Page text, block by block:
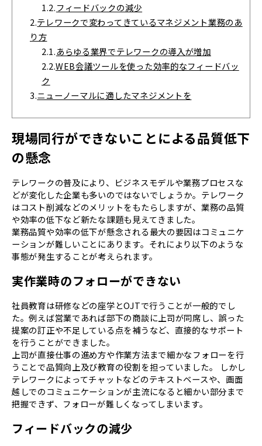
1.2.フィードバックの減少
2.テレワークで変わってきているマネジメント業務のあ
り方
2.1.あらゆる業界でテレワークの導入が増加
2.2.WEB会議ツールを使った効率的なフィードバッ
ク
3.ニューノーマルに適したマネジメントを
現場同行ができないことによる品質低下
の懸念
テレワークの普及により、ビジネスモデルや業務プロセスな
どが変化した企業も多いのではないでしょうか。テレワーク
はコスト削減などのメリットをもたらしますが、業務の品質
や効率の低下など新たな課題も見えてきました。
業務品質や効率の低下が懸念される最大の要因はコミュニケ
ーションが難しいことにあります。それにより以下のような
事態が発生することが考えられます。
実作業時のフォローができない
社員教育は研修などの座学とOJTで行うことが一般的でし
た。例えば営業であれば部下の商談に上司が同席し、誤った
提案の訂正や不足している点を補うなど、直接的なサポート
を行うことができました。
上司が直接仕事の進め方や作業方法まで細かなフォローを行
うことで品質向上及び教育の役割を担っていました。 しかし
テレワークによってチャットなどのテキストベースや、画面
越しでのコミュニケーションが主流になると細かい部分まで
把握できず、フォローが難しくなってしまいます。
フィードバックの減少